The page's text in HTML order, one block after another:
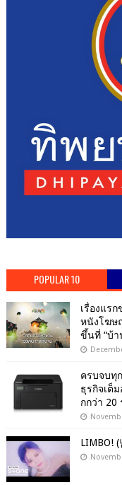
POPULAR 10
เรื่องแรก
หนังโฆษ
ขึ้นที่ “บ้า
ครบจบทุ
ธุรกิจเต็
กกว่า 20
LIMBO! (